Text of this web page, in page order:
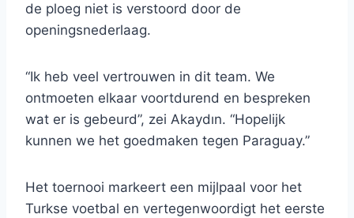
de ploeg niet is verstoord door de
openingsnederlaag.
“Ik heb veel vertrouwen in dit team. We
ontmoeten elkaar voortdurend en bespreken
wat er is gebeurd”, zei Akaydın. “Hopelijk
kunnen we het goedmaken tegen Paraguay.”
Het toernooi markeert een mijlpaal voor het
Turkse voetbal en vertegenwoordigt het eerste